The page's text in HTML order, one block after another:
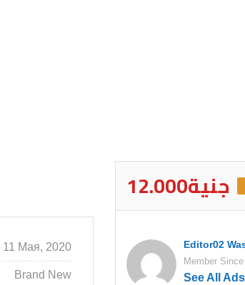
11 Мая, 2020
Brand New
12.000جنية
Editor02
Member
See All Ads